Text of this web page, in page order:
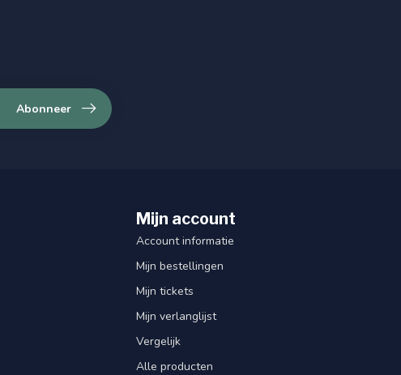
Abonneer
Mijn account
Account informatie
Mijn bestellingen
Mijn tickets
Mijn verlanglijst
Vergelijk
Alle producten